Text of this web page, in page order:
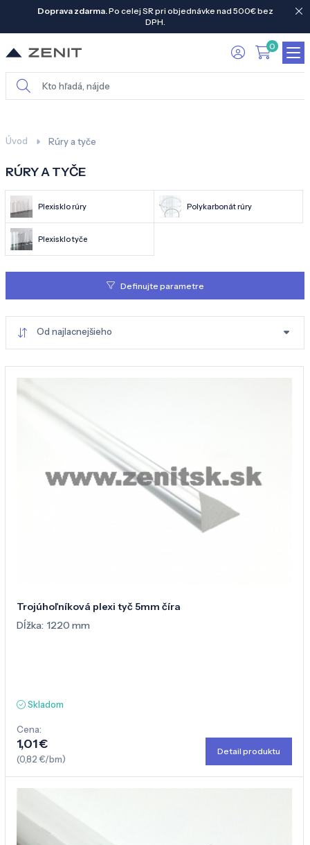
Doprava zdarma.Po celej SR pri objednávke nad 500€ bez
DPH.
0
Úvod Rúry a tyče
RÚRY A TYČE
Plexisklo rúry Polykarbonát rúry
Plexisklo tyče
Definujte parametre
Od najlacnejšieho
Trojúhoľníková plexi tyč 5mm číra
Dĺžka: 1220 mm
Skladom
Cena:
1,01 €
(0,82 €/bm)
Detail produktu